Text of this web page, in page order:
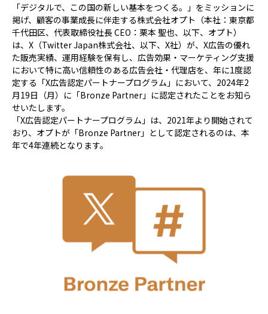
「デジタルで、この国の新しい基本をつくる。」をミッションに
掲げ、顧客の事業成長に伴走する株式会社オプト（本社：東京都
千代田区、代表取締役社長 CEO：栗本 聖也、以下、オプト）
は、X（Twitter Japan株式会社、以下、X社）が、X広告の優れ
た販売実績、運用経験を保有し、広告効果・マーケティング支援
において特に高い信頼性のある広告会社・代理店を、年に1度認
定する「X広告認定パートナープログラム」において、2024年2
月19日（月）に「Bronze Partner」に認定されたことをお知ら
せいたします。
「X広告認定パートナープログラム」は、2021年より開始されて
おり、オプトが「Bronze Partner」として認定されるのは、本
年で4年連続となります。